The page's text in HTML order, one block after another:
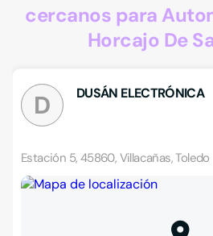
cercanos para
Horcajo De
D DUSÁN ELECTRÓNICA
Estación 5, 45860, Villacañas, Toledo